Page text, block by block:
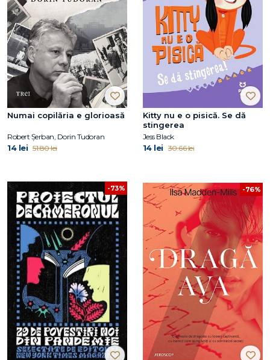
Numai copilăria e glorioasă
Robert Șerban, Dorin Tudoran
14 lei 51.80 lei
Kitty nu e o pisică. Se dă
stingerea
Jess Black
14 lei 30.66 lei
-73% -76%